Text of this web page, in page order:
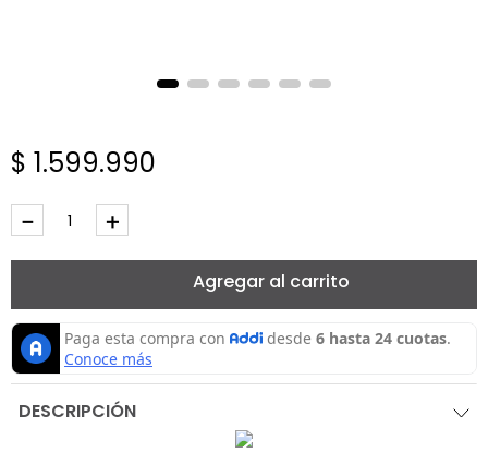
$ 1.599.990
＋
－
Agregar al carrito
DESCRIPCIÓN